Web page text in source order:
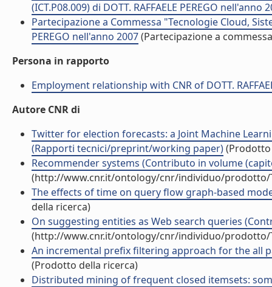
(ICT.P08.009) di DOTT. RAFFAELE PEREGO nell'anno
Partecipazione a Commessa "Tecnologie Cloud,
PEREGO nell'anno 2007(Partecipazione a
Persona in rapporto
Employment relationship with CNR of DOTT.
Autore CNR di
Twitter for election forecasts: a Joint Machine
(Rapporti tecnici/preprint/working paper)
Recommender systems (Contributo in volume
(http://www.cnr.it/ontology/cnr/individuo/prodotto/
The effects of time on query flow graph-based
della ricerca)
On suggesting entities as Web search queries
(http://www.cnr.it/ontology/cnr/individuo/prodotto/
An incremental prefix filtering approach for the all
(Prodotto della ricerca)
Distributed mining of frequent closed itemsets: